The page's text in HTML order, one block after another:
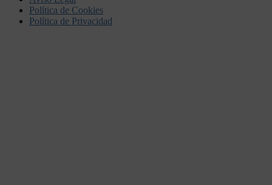
Política de Cookies
Política de Privacidad